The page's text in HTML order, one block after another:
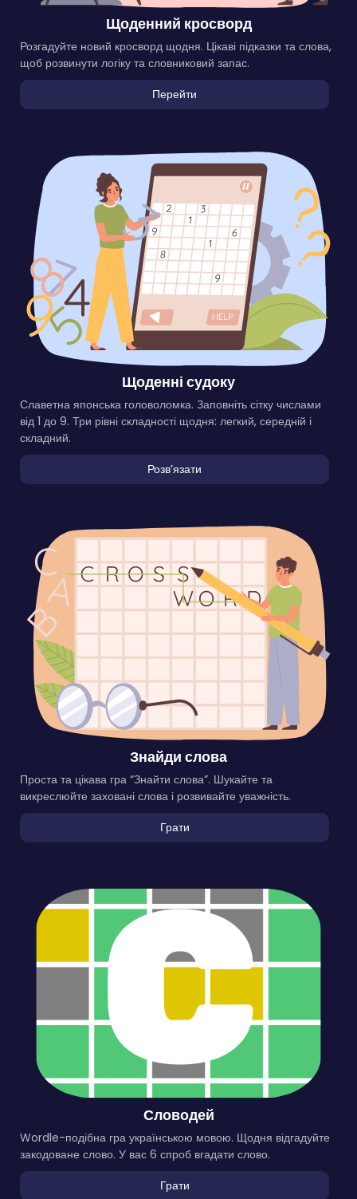
Щоденний кросворд
Розгадуйте новий кросворд щодня. Цікаві підказки та слова,
щоб розвинути логіку та словниковий запас.
Перейти
Щоденні судоку
Славетна японська головоломка. Заповніть сітку числами
від 1 до 9. Три рівні складності щодня: легкий, середній і
складний.
Розвʼязати
Знайди слова
Проста та цікава гра “Знайти слова”. Шукайте та
викреслюйте заховані слова і розвивайте уважність.
Грати
Словодей
Wordle-подібна гра українською мовою. Щодня відгадуйте
закодоване слово. У вас 6 спроб вгадати слово.
Грати